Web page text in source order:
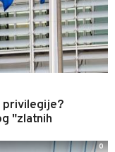
privilegije?
"zlatnih
0